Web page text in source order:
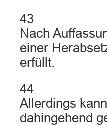
43
Nach
einer
erfüllt.
44
Allerdings
dahingehend